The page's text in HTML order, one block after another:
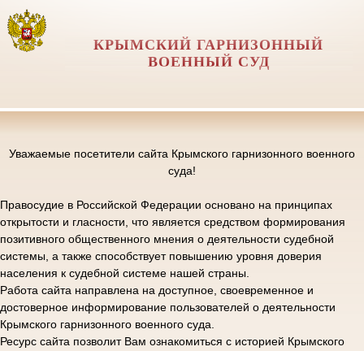
КРЫМСКИЙ ГАРНИЗОННЫЙ
ВОЕННЫЙ СУД
Уважаемые посетители сайта Крымского гарнизонного военного
суда!
Правосудие в Российской Федерации основано на принципах
открытости и гласности, что является средством формирования
позитивного общественного мнения о деятельности судебной
системы, а также способствует повышению уровня доверия
населения к судебной системе нашей страны.
Работа сайта направлена на доступное, своевременное и
достоверное информирование пользователей о деятельности
Крымского гарнизонного военного суда.
Ресурс сайта позволит Вам ознакомиться с историей Крымского